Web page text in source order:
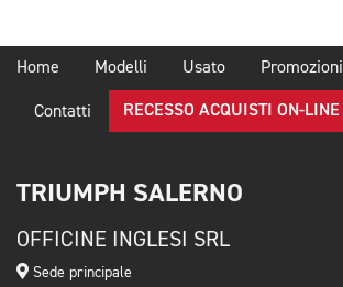
Home Modelli Usato Promozioni
Contatti RECESSO ACQUISTI ON-LINE
TRIUMPH SALERNO
OFFICINE INGLESI SRL
Sede principale